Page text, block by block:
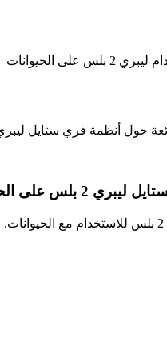
على الحيوانات
حول أنظمة فري ستايل
على الحيوانات؟